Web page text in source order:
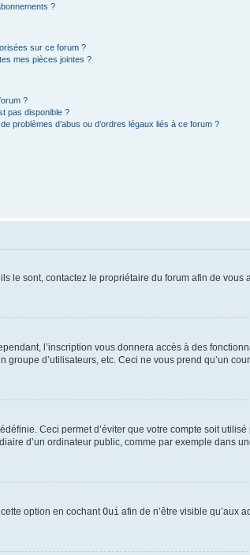
?
sur ce forum ?
mes pièces jointes ?
?
pas disponible ?
problèmes d’abus ou d’ordres légaux liés à ce forum ?
le sont, contactez le propriétaire du forum afin de vous
l’inscription vous donnera accès à des
d’utilisateurs, etc. Ceci ne vous prend qu’un
Ceci permet d’éviter que votre compte soit utilisé
d’un ordinateur public, comme par exemple dans
cette option en cochant Oui afin de n’être visible qu’aux